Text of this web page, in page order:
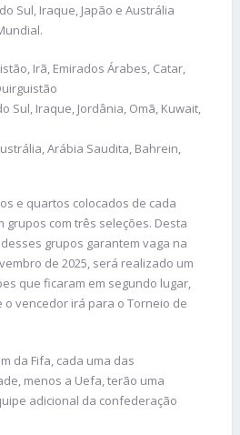
Sul, Iraque, Japão e Austrália
Irã, Emirados Árabes, Catar,
Sul, Iraque, Jordânia, Omã, Kuwait,
Arábia Saudita, Bahrein,
e quartos colocados de cada
grupos com três seleções. Desta
grupos garantem vaga na
de 2025, será realizado um
que ficaram em segundo lugar,
o vencedor irá para o Torneio de
da Fifa, cada uma das
menos a Uefa, terão uma
adicional da confederação